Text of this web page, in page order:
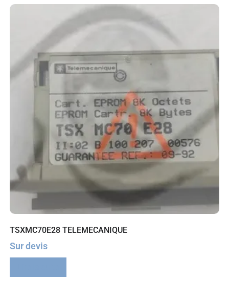
TSXMC70E28 TELEMECANIQUE
Sur devis